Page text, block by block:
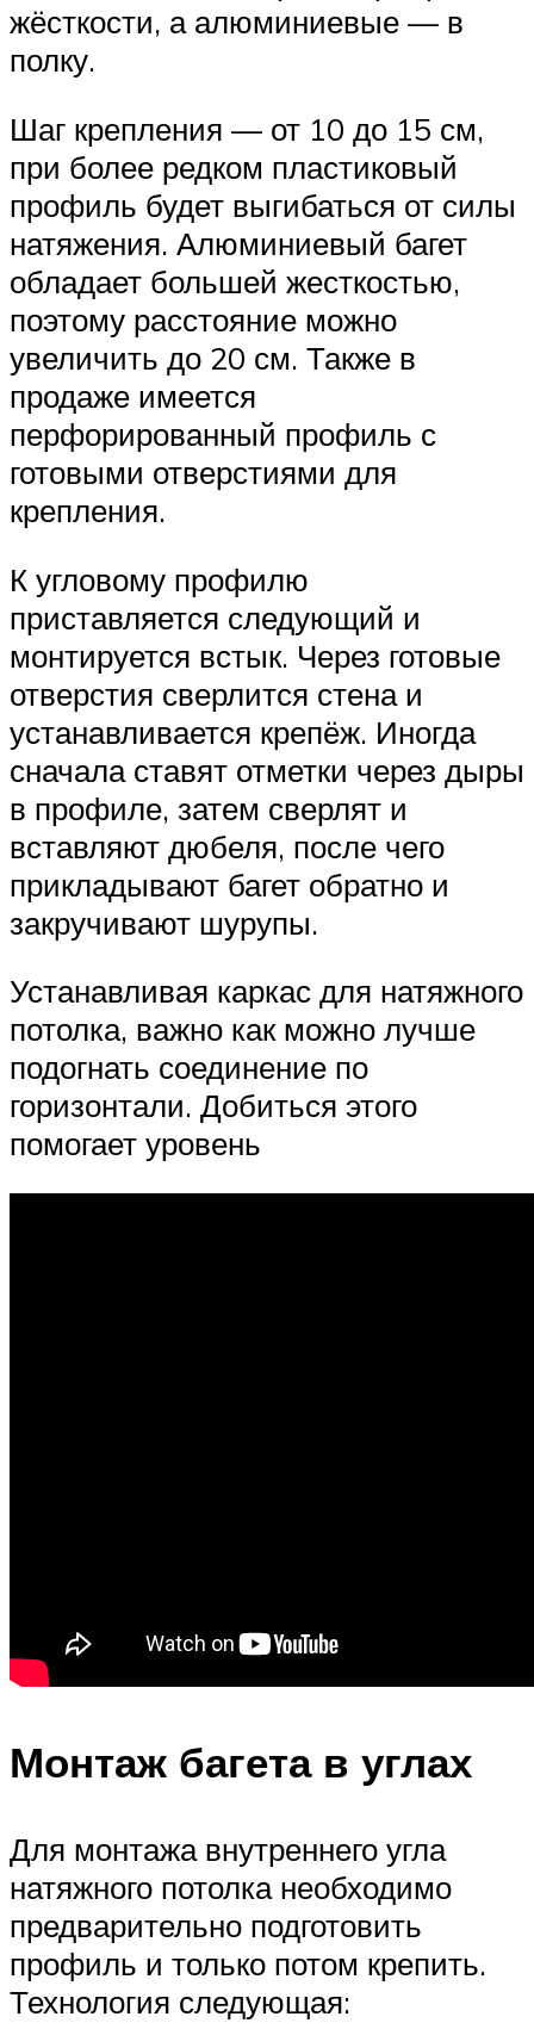
жёсткости, а алюминиевые — в
полку.
Шаг крепления — от 10 до 15 см,
при более редком пластиковый
профиль будет выгибаться от силы
натяжения. Алюминиевый багет
обладает большей жесткостью,
поэтому расстояние можно
увеличить до 20 см. Также в
продаже имеется
перфорированный профиль с
готовыми отверстиями для
крепления.
К угловому профилю
приставляется следующий и
монтируется встык. Через готовые
отверстия сверлится стена и
устанавливается крепёж. Иногда
сначала ставят отметки через дыры
в профиле, затем сверлят и
вставляют дюбеля, после чего
прикладывают багет обратно и
закручивают шурупы.
Устанавливая каркас для натяжного
потолка, важно как можно лучше
подогнать соединение по
горизонтали. Добиться этого
помогает уровень
Монтаж багета в углах
Для монтажа внутреннего угла
натяжного потолка необходимо
предварительно подготовить
профиль и только потом крепить.
Технология следующая: